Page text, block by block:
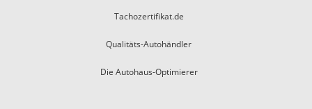
Tachozertifikat.de
Qualitäts-Autohändler
Die Autohaus-Optimierer